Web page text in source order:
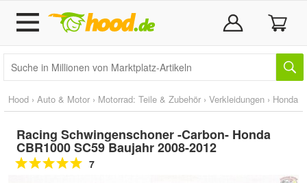
Hood › Auto & Motor › Motorrad: Teile & Zubehör › Verkleidungen › Honda
Racing Schwingenschoner -Carbon- Honda
CBR1000 SC59 Baujahr 2008-2012
7